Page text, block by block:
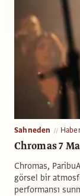
Sahneden
Chromas 7
Chromas,
görsel bir
performansı